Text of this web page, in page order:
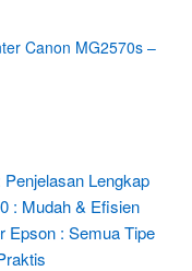
Canon MG2570s –
Lengkap
: Mudah & Efisien
Epson : Semua Tipe